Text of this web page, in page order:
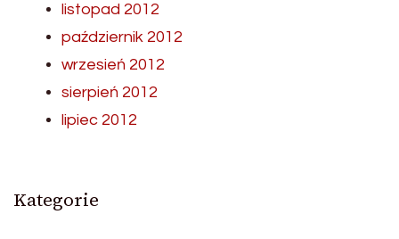
listopad 2012
październik 2012
wrzesień 2012
sierpień 2012
lipiec 2012
Kategorie